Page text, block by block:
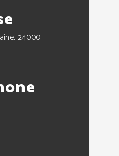
24000